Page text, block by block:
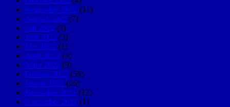
September 2022 (11)
August 2022 (7)
Juli 2022 (3)
Juni 2022 (3)
Mai 2022 (1)
April 2022 (4)
März 2022 (9)
Februar 2022 (56)
Januar 2022 (26)
Dezember 2021 (12)
November 2021 (1)